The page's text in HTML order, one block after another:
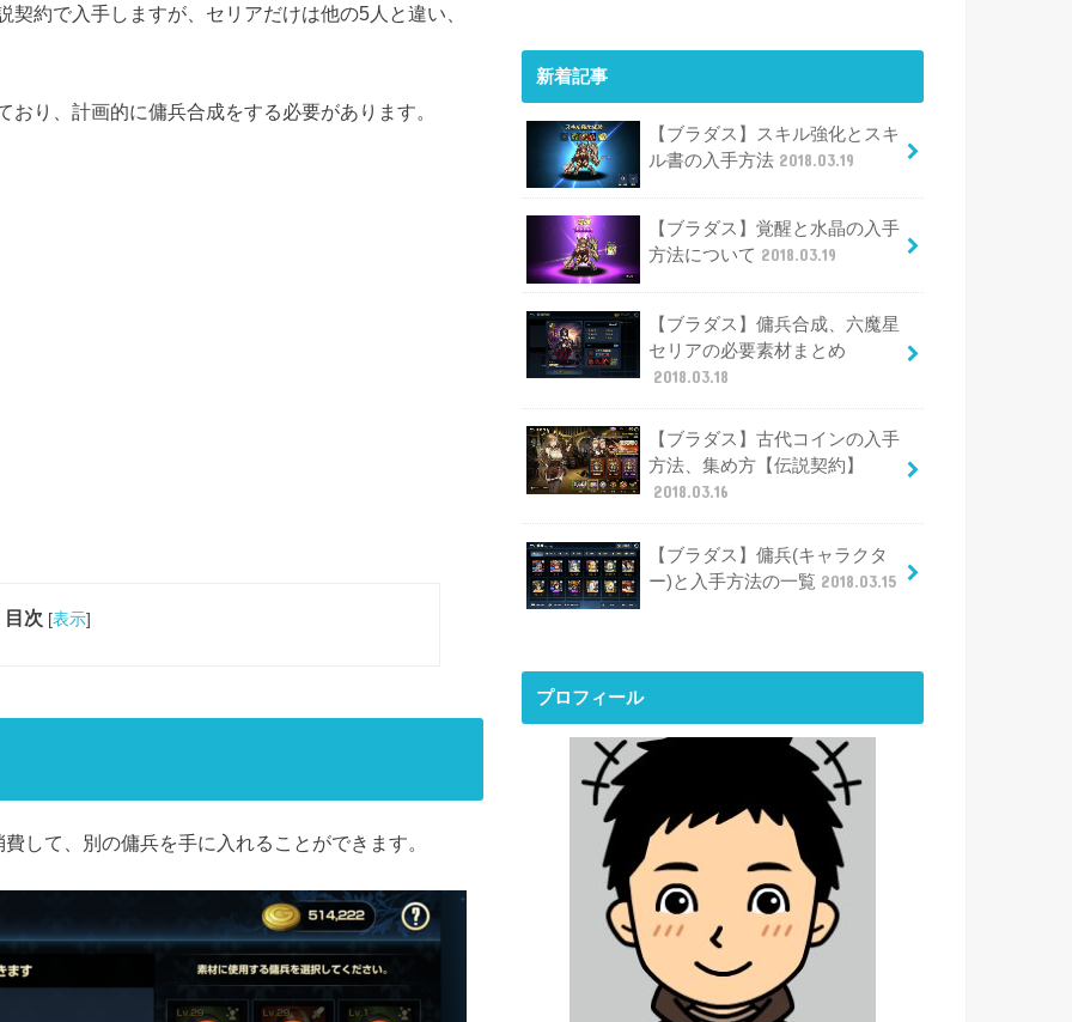
約で入手しますが、セリアだけは他の5人と違い、
り、計画的に傭兵合成をする必要があります。
目次 [表示]
して、別の傭兵を手に入れることができます。
新着記事
【ブラダス】スキル強化とスキ
ル書の入手方法 2018.03.19
【ブラダス】覚醒と水晶の入手
方法について 2018.03.19
【ブラダス】傭兵合成、六魔星
セリアの必要素材まとめ
2018.03.18
【ブラダス】古代コインの入手
方法、集め方【伝説契約】
2018.03.16
【ブラダス】傭兵(キャラクタ
ー)と入手方法の一覧 2018.03.15
プロフィール